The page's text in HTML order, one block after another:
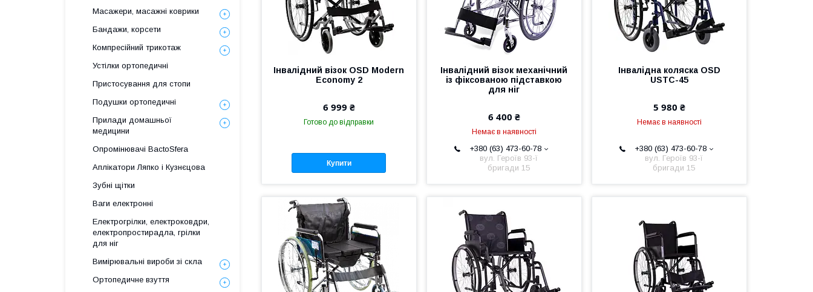
Інвалідний візок OSD Modern
Economy 2
6 999 ₴
Готово до відправки
Купити
Інвалідний візок механічний
із фіксованою підставкою
для ніг
6 400 ₴
Немає в наявності
+380 (63) 473-60-78
вул. Героїв 93-ї
бригади 15
Інвалідна коляска OSD
USTC-45
5 980 ₴
Немає в наявності
+380 (63) 473-60-78
вул. Героїв 93-ї
бригади 15
Масажери, масажні коврики
Бандажи, корсети
Компресійний трикотаж
Устілки ортопедичні
Пристосування для стопи
Подушки ортопедичні
Прилади домашньої
медицини
Опромінювачі BactoSfera
Аплікатори Ляпко і Кузнєцова
Зубні щітки
Ваги електронні
Електрогрілки, електроковдри,
електропростирадла, грілки
для ніг
Вимірювальні вироби зі скла
Ортопедичне взуття